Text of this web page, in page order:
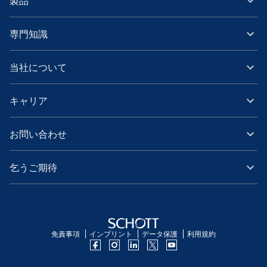
専門知識
当社について
キャリア
お問い合わせ
乞うご期待
免責事項 インプリント データ保護 利用規約